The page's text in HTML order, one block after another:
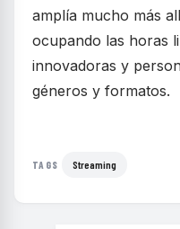
amplía mucho más
ocupando las horas
innovadoras y
géneros y formatos.
TAGS Streaming